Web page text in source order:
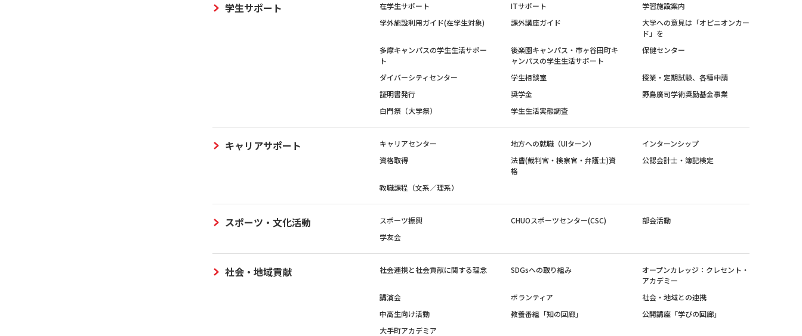
学生サポート 在学生サポート ITサポート
学習施設案内
学外施設利用ガイド(在学生対象)
課外講座ガイド
大学への意見は「オピニオンカー
ド」を
多摩キャンパスの学生生活サポー
ト
後楽園キャンパス・市ヶ谷田町キ
ャンパスの学生生活サポート
保健センター
ダイバーシティセンター 学生相談室
授業・定期試験、各種申請
証明書発行
奨学金
野島廣司学術奨励基金事業
白門祭（大学祭）
学生生活実態調査
キャリアサポート キャリアセンター 地方への就職（UIターン）
インターンシップ
資格取得
法曹(裁判官・検察官・弁護士)資
格
公認会計士・簿記検定
教職課程（文系／理系）
スポーツ・文化活動 スポーツ振興 CHUOスポーツセンター(CSC)
部会活動
学友会
社会・地域貢献 社会連携と社会貢献に関する理念 SDGsへの取り組み
オープンカレッジ：クレセント・
アカデミー
講演会
ボランティア
社会・地域との連携
中高生向け活動
教養番組「知の回廊」
公開講座「学びの回廊」
大手町アカデミア